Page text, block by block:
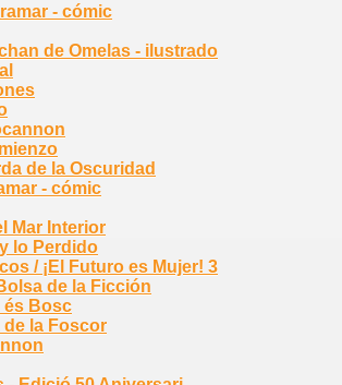
- cómic
de Omelas - ilustrado
de la Oscuridad
- cómic
Mar Interior
lo Perdido
/ ¡El Futuro es Mujer! 3
de la Ficción
és Bosc
de la Foscor